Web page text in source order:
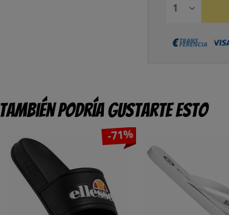
También podría gustarte esto
-71%